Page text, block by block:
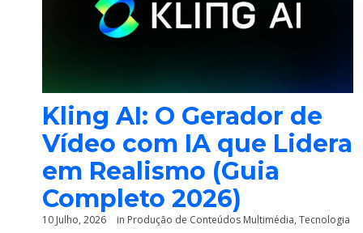
Kling AI: O Gerador de
Vídeo com IA que Lidera
em Realismo (Guia
Completo 2026)
10 Julho, 2026 in Produção de Conteúdos Multimédia, Tecnologia